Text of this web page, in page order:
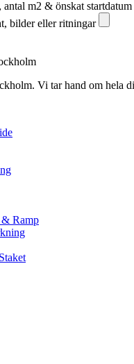
m2 & önskat startdatum
bilder eller ritningar
Vi tar hand om hela
& Ramp